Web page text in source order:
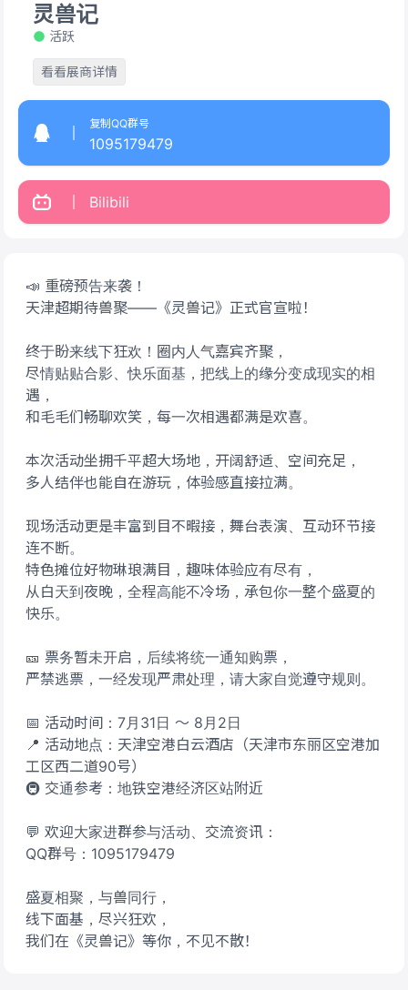
📣 重磅预告来袭！
天津超期待兽聚——《灵兽记》正式官宣啦！
终于盼来线下狂欢！圈内人气嘉宾齐聚，
尽情贴贴合影、快乐面基，把线上的缘分变成现实的相
遇，
和毛毛们畅聊欢笑，每一次相遇都满是欢喜。
本次活动坐拥千平超大场地，开阔舒适、空间充足，
多人结伴也能自在游玩，体验感直接拉满。
现场活动更是丰富到目不暇接，舞台表演、互动环节接
连不断。
特色摊位好物琳琅满目，趣味体验应有尽有，
从白天到夜晚，全程高能不冷场，承包你一整个盛夏的
快乐。
🎫 票务暂未开启，后续将统一通知购票，
严禁逃票，一经发现严肃处理，请大家自觉遵守规则。
📅 活动时间：7月31日 ～ 8月2日
📍 活动地点：天津空港白云酒店（天津市东丽区空港加
工区西二道90号）
🚇 交通参考：地铁空港经济区站附近
💬 欢迎大家进群参与活动、交流资讯：
QQ群号：1095179479
盛夏相聚，与兽同行，
线下面基，尽兴狂欢，
我们在《灵兽记》等你，不见不散！
灵兽记
活跃
看看展商详情
复制QQ群号
1095179479
Bilibili